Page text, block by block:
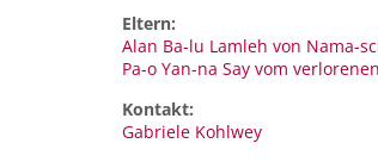
Eltern:
Alan Ba-lu Lamleh von Nama-
Pa-o Yan-na Say vom
Kontakt:
Gabriele Kohlwey